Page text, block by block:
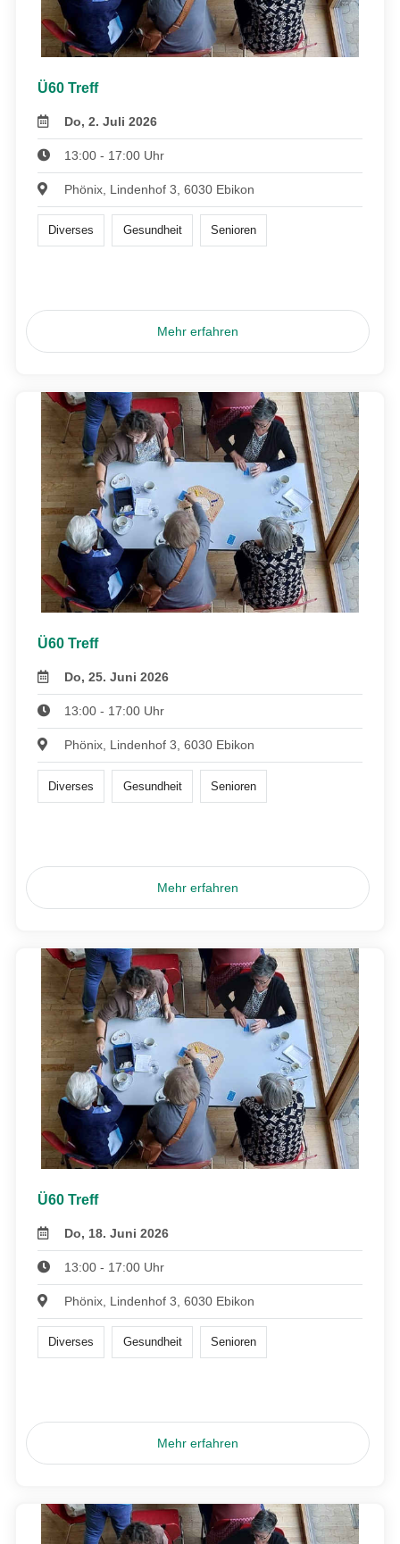
Ü60 Treff
Do, 2. Juli 2026
13:00 - 17:00 Uhr
Phönix, Lindenhof 3, 6030 Ebikon
Diverses Gesundheit Senioren
Mehr erfahren
Ü60 Treff
Do, 25. Juni 2026
13:00 - 17:00 Uhr
Phönix, Lindenhof 3, 6030 Ebikon
Diverses Gesundheit Senioren
Mehr erfahren
Ü60 Treff
Do, 18. Juni 2026
13:00 - 17:00 Uhr
Phönix, Lindenhof 3, 6030 Ebikon
Diverses Gesundheit Senioren
Mehr erfahren